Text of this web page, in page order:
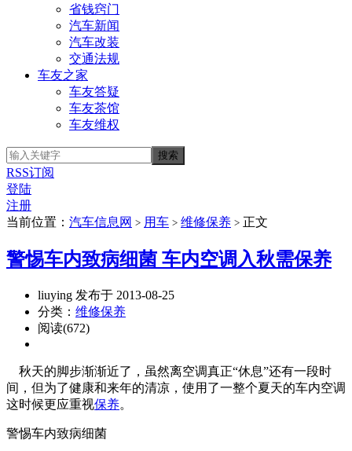
省钱窍门
汽车新闻
汽车改装
交通法规
车友之家
车友答疑
车友茶馆
车友维权
RSS订阅
登陆
注册
当前位置： 汽车信息网 > 用车 > 维修保养 > 正文
警惕车内致病细菌 车内空调入秋需保养
liuying 发布于 2013-08-25
分类： 维修保养
阅读(672)
秋天的脚步渐渐近了，虽然离空调真正“休息”还有一段时
间，但为了健康和来年的清凉，使用了一整个夏天的车内空调
这时候更应重视保养。
警惕车内致病细菌